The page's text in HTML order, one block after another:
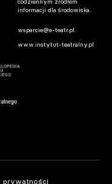
informacji dla środowiska.
wsparcie@e-teatr.pl
www.instytut-teatralny.pl
prywatności